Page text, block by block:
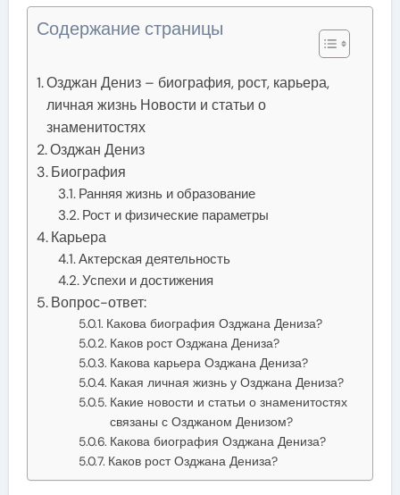
Содержание страницы
Озджан Дениз – биография, рост, карьера,
личная жизнь Новости и статьи о
знаменитостях
Озджан Дениз
Биография
Ранняя жизнь и образование
Рост и физические параметры
Карьера
Актерская деятельность
Успехи и достижения
Вопрос-ответ:
Какова биография Озджана Дениза?
Каков рост Озджана Дениза?
Какова карьера Озджана Дениза?
Какая личная жизнь у Озджана Дениза?
Какие новости и статьи о знаменитостях
связаны с Озджаном Денизом?
Какова биография Озджана Дениза?
Каков рост Озджана Дениза?